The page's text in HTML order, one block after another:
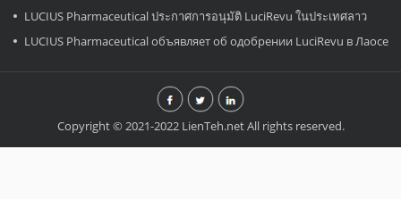
LUCIUS Pharmaceutical ประกาศการอนุมัติ LuciRevu ในประเทศลาว
LUCIUS Pharmaceutical объявляет об одобрении LuciRevu в Лаосе
Copyright © 2021-2022 LienTeh.net All rights reserved.